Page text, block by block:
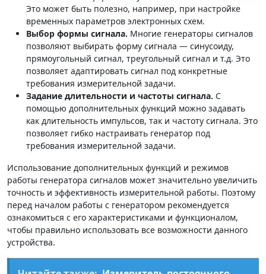
Это может быть полезно, например, при настройке
временных параметров электронных схем.
Выбор формы сигнала. Многие генераторы сигналов
позволяют выбирать форму сигнала — синусоиду,
прямоугольный сигнал, треугольный сигнал и т.д. Это
позволяет адаптировать сигнал под конкретные
требования измерительной задачи.
Задание длительности и частоты сигнала. С
помощью дополнительных функций можно задавать
как длительность импульсов, так и частоту сигнала. Это
позволяет гибко настраивать генератор под
требования измерительной задачи.
Использование дополнительных функций и режимов
работы генератора сигналов может значительно увеличить
точность и эффективность измерительной работы. Поэтому
перед началом работы с генератором рекомендуется
ознакомиться с его характеристиками и функционалом,
чтобы правильно использовать все возможности данного
устройства.